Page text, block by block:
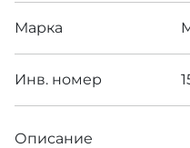
Марка
Инв. номер
Описание